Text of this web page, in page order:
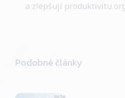
a zlepšují produktivitu
Podobné články